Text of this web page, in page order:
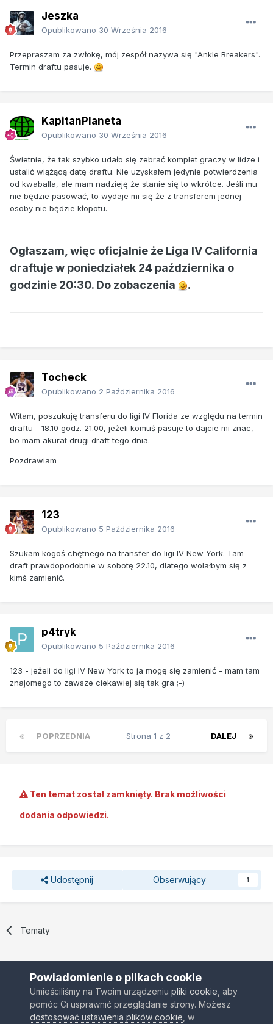
Jeszka
Opublikowano 30 Września 2016
Przepraszam za zwłokę, mój zespół nazywa się "Ankle Breakers".
Termin draftu pasuje.
KapitanPlaneta
Opublikowano 30 Września 2016
Świetnie, że tak szybko udało się zebrać komplet graczy w lidze i
ustalić wiążącą datę draftu. Nie uzyskałem jedynie potwierdzenia
od kwaballa, ale mam nadzieję że stanie się to wkrótce. Jeśli mu
nie będzie pasować, to wydaje mi się że z transferem jednej
osoby nie będzie kłopotu.
Ogłaszam, więc oficjalnie że Liga IV California
draftuje w poniedziałek 24 października o
godzinie 20:30. Do zobaczenia
.
Tocheck
Opublikowano 2 Października 2016
Witam, poszukuję transferu do ligi IV Florida ze względu na termin
draftu - 18.10 godz. 21.00, jeżeli komuś pasuje to dajcie mi znac,
bo mam akurat drugi draft tego dnia.
Pozdrawiam
123
Opublikowano 5 Października 2016
Szukam kogoś chętnego na transfer do ligi IV New York. Tam
draft prawdopodobnie w sobotę 22.10, dlatego wolałbym się z
kimś zamienić.
p4tryk
Opublikowano 5 Października 2016
123 - jeżeli do ligi IV New York to ja mogę się zamienić - mam tam
znajomego to zawsze ciekawiej się tak gra ;-)
POPRZEDNIA DALEJ
Strona 1 z 2
Ten temat został zamknięty. Brak możliwości
dodania odpowiedzi.
Udostępnij Obserwujący 1
Tematy
Kontakt Ciasteczka
Powiadomienie o plikach cookie
Umieściliśmy na Twoim urządzeniu pliki cookie , aby
pomóc Ci usprawnić przeglądanie strony. Możesz
dostosować ustawienia plików cookie , w